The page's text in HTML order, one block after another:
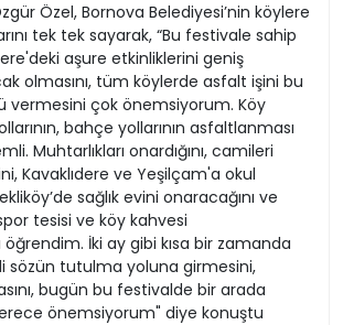
Özel, Bornova Belediyesi’nin köylere
tek tek sayarak, “Bu festivale sahip
aşure etkinliklerini geniş
olmasını, tüm köylerde asfalt işini bu
vermesini çok önemsiyorum. Köy
bahçe yollarının asfaltlanması
Muhtarlıkları onardığını, camileri
Kavaklıdere ve Yeşilçam'a okul
sağlık evini onaracağını ve
tesisi ve köy kahvesi
öğrendim. İki ay gibi kısa bir zamanda
sözün tutulma yoluna girmesini,
bugün bu festivalde bir arada
önemsiyorum" diye konuştu